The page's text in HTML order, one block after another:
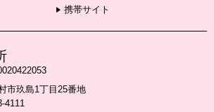
携帯サイト
市玖島1丁目25番地
4111